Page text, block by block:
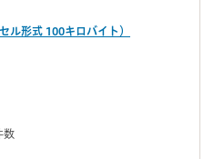
ル形式 100キロバイト）
数